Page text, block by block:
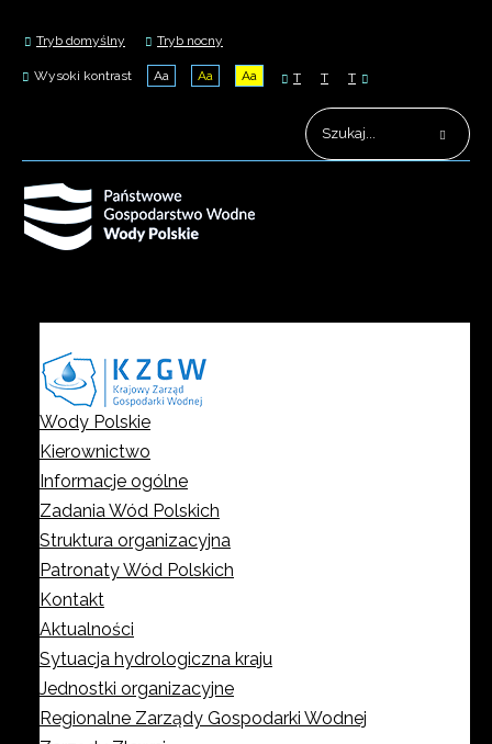
Tryb domyślny Tryb nocny
Wysoki kontrast Aa Aa Aa T T T
Wody Polskie
Kierownictwo
Informacje ogólne
Zadania Wód Polskich
Struktura organizacyjna
Patronaty Wód Polskich
Kontakt
Aktualności
Sytuacja hydrologiczna kraju
Jednostki organizacyjne
Regionalne Zarządy Gospodarki Wodnej